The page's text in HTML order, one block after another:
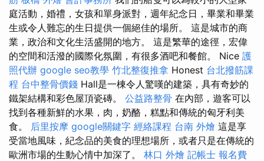
庭活動，婚禮，女孩和單身派對，週年紀念日，畢業和畢業
生或令人難忘的生日提供一個絕佳的場所。 這是城市的商
業，政治和文化生活盛開的地方。 這是繁華的途徑，宏偉
的空間和活潑的國際化氛圍，有很多酒吧和餐館。 Nice 護
照代辦 google seo教學 竹北整復推拿 Honest 台北撥筋課
程 台中整骨價錢 Hall是一棟令人驚嘆的建築，具有奇妙的
鐵架結構和彩色屋頂瓷磚。 公益路整骨 在內部，遊客可以
找到各種新鮮的水果，肉，奶酪，糕點和傳統的匈牙利美
食。 后里按摩 google關鍵字 經絡課程 台南 外燴 這是享
受當地風味，紀念品的美食的理想場所，或者只是在傳統的
歐洲市場的生動心情中加深了。 林口 外燴 記帳士 報名費